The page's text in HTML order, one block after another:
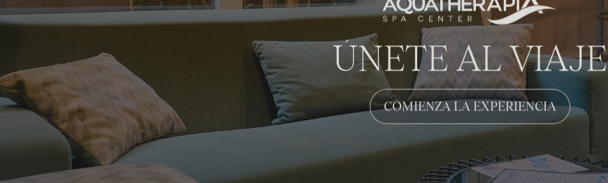
ÚNETE AL VIAJE
COMIENZA LA EXPERIENCIA